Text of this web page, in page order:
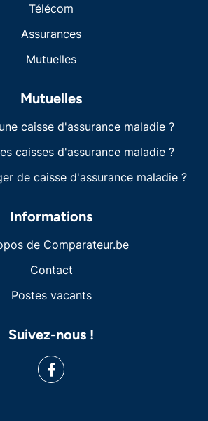
Télécom
Assurances
Mutuelles
Mutuelles
caisse d'assurance maladie ?
caisses d'assurance maladie ?
de caisse d'assurance maladie ?
Informations
de Comparateur.be
Contact
Postes vacants
Suivez-nous !